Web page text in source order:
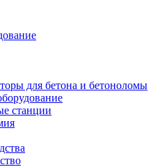
для бетона и бетоноломы
станции